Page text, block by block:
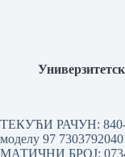
ТЕКУЋИ РАЧУН: 840-
моделу 97
МАТИЧНИ БРОЈ: